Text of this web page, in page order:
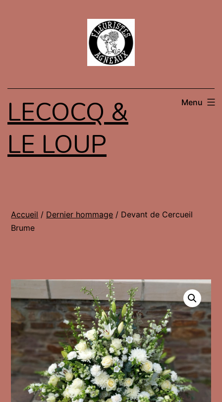
LECOCQ &
LE LOUP
Menu
Accueil / Dernier hommage / Devant de Cercueil
Brume